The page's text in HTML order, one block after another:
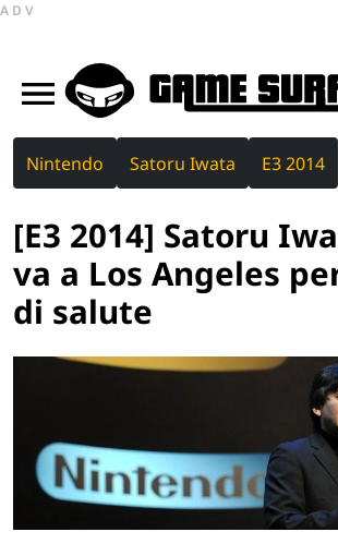
ADV
Nintendo Satoru Iwata E3 2014
[E3 2014] Satoru
va a Los Angeles
di salute